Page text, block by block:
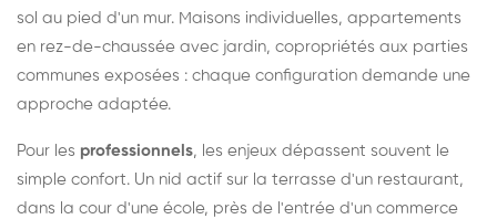
sol au pied d'un mur. Maisons individuelles, appartements
en rez-de-chaussée avec jardin, copropriétés aux parties
communes exposées : chaque configuration demande une
approche adaptée.
Pour les professionnels, les enjeux dépassent souvent le
simple confort. Un nid actif sur la terrasse d'un restaurant,
dans la cour d'une école, près de l'entrée d'un commerce